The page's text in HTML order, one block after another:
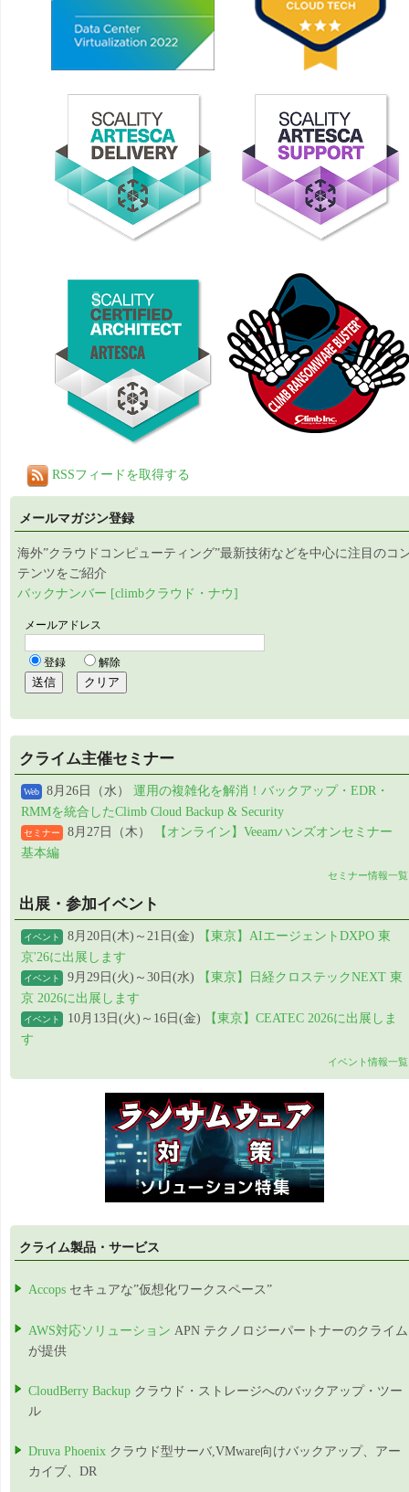
RSSフィードを取得する
メールマガジン登録
海外”クラウドコンピューティング”最新技術などを中心に注目のコ
テンツをご紹介
バックナンバー [climbクラウド・ナウ]
クライム主催セミナー
Web 8月26日（水） 運用の複雑化を解消！バックアップ・EDR・
RMMを統合したClimb Cloud Backup & Security
セミナー 8月27日（木）
【オンライン】Veeamハンズオンセミナー
基本編
セミナー情報一覧
出展・参加イベント
イベント 8月20日(木)～21日(金)
【東京】AIエージェントDXPO 東
京'26に出展します
イベント 9月29日(火)～30日(水)
【東京】日経クロステックNEXT 東
京 2026に出展します
イベント 10月13日(火)～16日(金)
【東京】CEATEC 2026に出展しま
す
イベント情報一覧
クライム製品・サービス
Accops セキュアな”仮想化ワークスペース”
AWS対応ソリューション APN テクノロジーパートナーのクライム
が提供
CloudBerry Backup クラウド・ストレージへのバックアップ・ツー
ル
Druva Phoenix クラウド型サーバ,VMware向けバックアップ、アー
カイブ、DR